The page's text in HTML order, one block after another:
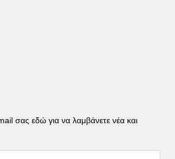
σας εδώ για να λαμβάνετε νέα και